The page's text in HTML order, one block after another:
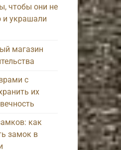
чтобы они не
и украшали
магазин
с
их
как
замок в